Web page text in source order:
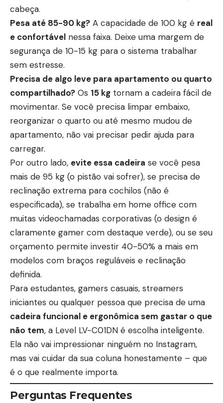
cabeça.
Pesa até 85-90 kg? A capacidade de 100 kg é real
e confortável nessa faixa. Deixe uma margem de
segurança de 10-15 kg para o sistema trabalhar
sem estresse.
Precisa de algo leve para apartamento ou quarto
compartilhado? Os 15 kg tornam a cadeira fácil de
movimentar. Se você precisa limpar embaixo,
reorganizar o quarto ou até mesmo mudou de
apartamento, não vai precisar pedir ajuda para
carregar.
Por outro lado, evite essa cadeira se você pesa
mais de 95 kg (o pistão vai sofrer), se precisa de
reclinação extrema para cochilos (não é
especificada), se trabalha em home office com
muitas videochamadas corporativas (o design é
claramente gamer com destaque verde), ou se seu
orçamento permite investir 40-50% a mais em
modelos com braços reguláveis e reclinação
definida.
Para estudantes, gamers casuais, streamers
iniciantes ou qualquer pessoa que precisa de uma
cadeira funcional e ergonômica sem gastar o que
não tem, a Level LV-C01DN é escolha inteligente.
Ela não vai impressionar ninguém no Instagram,
mas vai cuidar da sua coluna honestamente – que
é o que realmente importa.
Perguntas Frequentes